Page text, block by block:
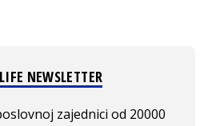
NEWSLETTER
zajednici od 20000